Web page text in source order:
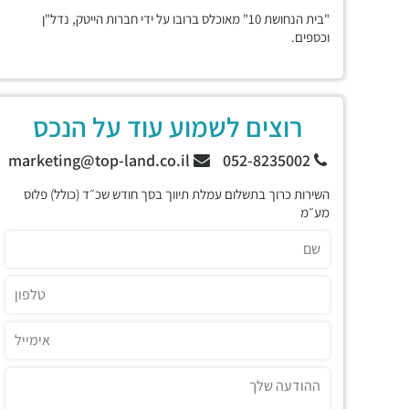
"בית הנחושת 10" מאוכלס ברובו על ידי חברות הייטק, נדל"ן
וכספים.
רוצים לשמוע עוד על הנכס
השירות כרוך בתשלום עמלת תיווך בסך חודש שכ״ד (כולל) פלוס
מע״מ